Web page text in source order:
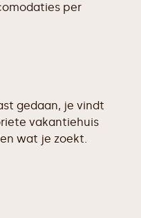
per
gedaan, je vindt
vakantiehuis
wat je zoekt.